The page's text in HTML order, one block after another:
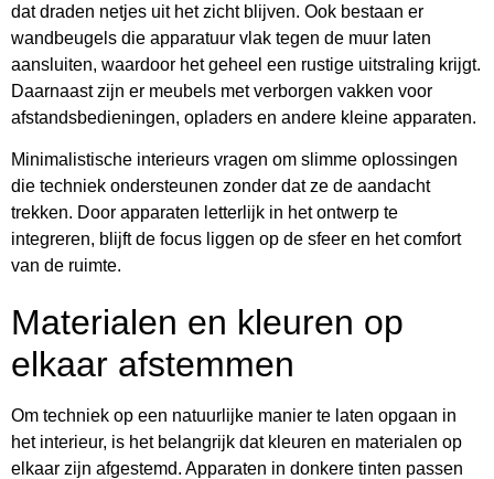
dat draden netjes uit het zicht blijven. Ook bestaan er
wandbeugels die apparatuur vlak tegen de muur laten
aansluiten, waardoor het geheel een rustige uitstraling krijgt.
Daarnaast zijn er meubels met verborgen vakken voor
afstandsbedieningen, opladers en andere kleine apparaten.
Minimalistische interieurs vragen om slimme oplossingen
die techniek ondersteunen zonder dat ze de aandacht
trekken. Door apparaten letterlijk in het ontwerp te
integreren, blijft de focus liggen op de sfeer en het comfort
van de ruimte.
Materialen en kleuren op
elkaar afstemmen
Om techniek op een natuurlijke manier te laten opgaan in
het interieur, is het belangrijk dat kleuren en materialen op
elkaar zijn afgestemd. Apparaten in donkere tinten passen